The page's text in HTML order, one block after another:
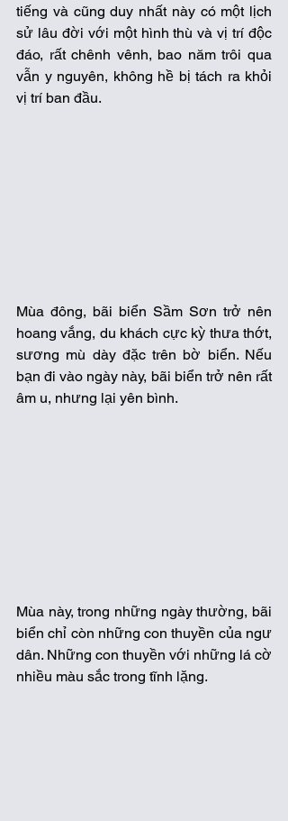
tiếng và cũng duy nhất này có một lịch
sử lâu đời với một hình thù và vị trí độc
đáo, rất chênh vênh, bao năm trôi qua
vẫn y nguyên, không hề bị tách ra khỏi
vị trí ban đầu.
Mùa đông, bãi biển Sầm Sơn trở nên
hoang vắng, du khách cực kỳ thưa thớt,
sương mù dày đặc trên bờ biển. Nếu
bạn đi vào ngày này, bãi biển trở nên rất
âm u, nhưng lại yên bình.
Mùa này, trong những ngày thường, bãi
biển chỉ còn những con thuyền của ngư
dân. Những con thuyền với những lá cờ
nhiều màu sắc trong tĩnh lặng.